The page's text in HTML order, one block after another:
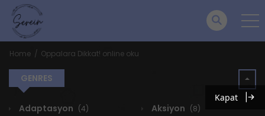
Home Oppalara Dikkat! online oku
GENRES
Adaptasyon (4) Aksiyon (8)
Kapat